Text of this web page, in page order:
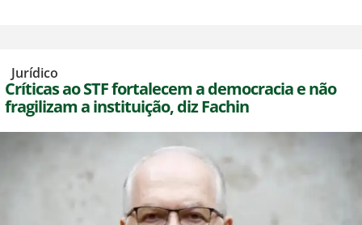
Jurídico
Críticas ao STF fortalecem a democracia e não
fragilizam a instituição, diz Fachin